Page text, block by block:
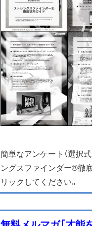
簡単なアンケート（選択
ングスファインダー®徹
リックしてください。